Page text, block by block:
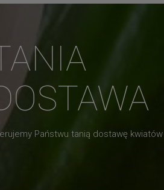
Państwu tanią dostawę kwiatów